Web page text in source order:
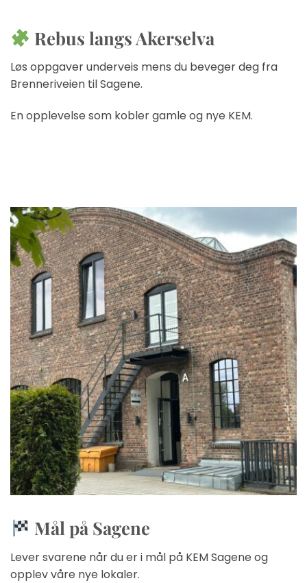
Rebus langs Akerselva
Løs oppgaver underveis mens du beveger deg fra
Brenneriveien til Sagene.
En opplevelse som kobler gamle og nye KEM.
Mål på Sagene
Lever svarene når du er i mål på KEM Sagene og
opplev våre nye lokaler.